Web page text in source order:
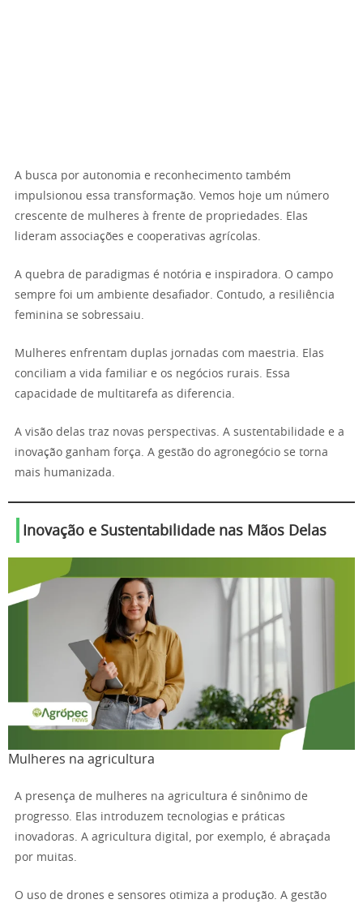
A busca por autonomia e reconhecimento também
impulsionou essa transformação. Vemos hoje um número
crescente de mulheres à frente de propriedades. Elas
lideram associações e cooperativas agrícolas.
A quebra de paradigmas é notória e inspiradora. O campo
sempre foi um ambiente desafiador. Contudo, a resiliência
feminina se sobressaiu.
Mulheres enfrentam duplas jornadas com maestria. Elas
conciliam a vida familiar e os negócios rurais. Essa
capacidade de multitarefa as diferencia.
A visão delas traz novas perspectivas. A sustentabilidade e a
inovação ganham força. A gestão do agronegócio se torna
mais humanizada.
Inovação e Sustentabilidade nas Mãos Delas
Mulheres na agricultura
A presença de mulheres na agricultura é sinônimo de
progresso. Elas introduzem tecnologias e práticas
inovadoras. A agricultura digital, por exemplo, é abraçada
por muitas.
O uso de drones e sensores otimiza a produção. A gestão